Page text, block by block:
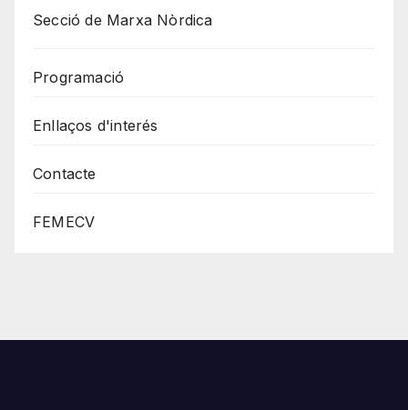
Secció de Marxa Nòrdica
Programació
Enllaços d'interés
Contacte
FEMECV